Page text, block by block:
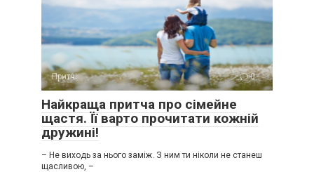
Притчі 0
Найкраща притча про сімейне
щастя. Її варто прочитати кожній
дружині!
– Не виходь за нього заміж. З ним ти ніколи не станеш
щасливою, –